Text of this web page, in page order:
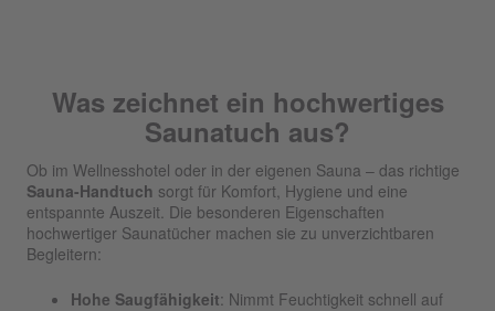
Was zeichnet ein hochwertiges
Saunatuch aus?
Ob im Wellnesshotel oder in der eigenen Sauna – das richtige
Sauna-Handtuch sorgt für Komfort, Hygiene und eine
entspannte Auszeit. Die besonderen Eigenschaften
hochwertiger Saunatücher machen sie zu unverzichtbaren
Begleitern:
Hohe Saugfähigkeit: Nimmt Feuchtigkeit schnell auf